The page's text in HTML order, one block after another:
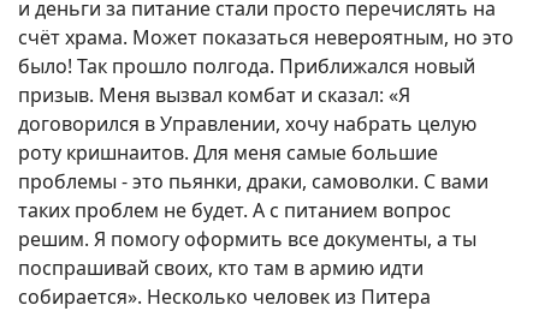
и деньги за питание стали просто перечислять на
счёт храма. Может показаться невероятным, но это
было! Так прошло полгода. Приближался новый
призыв. Меня вызвал комбат и сказал: «Я
договорился в Управлении, хочу набрать целую
роту кришнаитов. Для меня самые большие
проблемы - это пьянки, драки, самоволки. С вами
таких проблем не будет. А с питанием вопрос
решим. Я помогу оформить все документы, а ты
поспрашивай своих, кто там в армию идти
собирается». Несколько человек из Питера